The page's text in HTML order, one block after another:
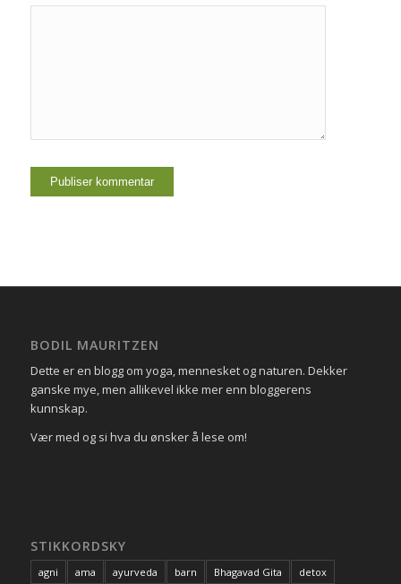
BODIL MAURITZEN
Dette er en blogg om yoga, mennesket og naturen. Dekker
ganske mye, men allikevel ikke mer enn bloggerens
kunnskap.
Vær med og si hva du ønsker å lese om!
STIKKORDSKY
agni ama ayurveda barn Bhagavad Gita detox